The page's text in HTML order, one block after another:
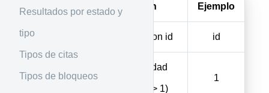
Resultados por estado y
tipo
Tipos de citas
Tipos de bloqueos
Parámetro Descripción Ejemplo
Enviar un json id id
type
Tipo de entidad
(inmueble => 1)
1